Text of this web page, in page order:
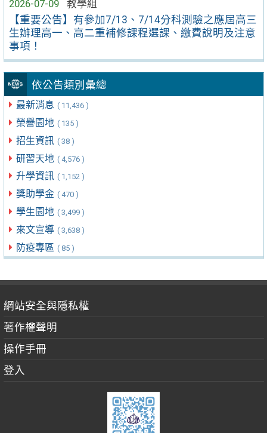
2026-07-09
教學組
【重要公告】有參加7/13、7/14分科測驗之應屆高三
生辦理高一、高二重補修課程選課、繳費說明及注意
事項！
依公告類別彙總
最新消息 ( 11,436 )
榮譽園地 ( 135 )
招生資訊 ( 38 )
研習天地 ( 4,576 )
升學資訊 ( 1,152 )
獎助學金 ( 470 )
學生園地 ( 3,499 )
來文宣導 ( 3,638 )
防疫專區 ( 85 )
網站安全與隱私權
著作權聲明
操作手冊
登入